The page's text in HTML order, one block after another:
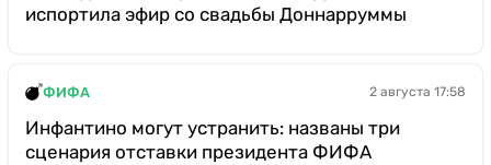
испортила эфир со свадьбы Доннарруммы
ФИФА 2 августа 17:58
Инфантино могут устранить: названы три
сценария отставки президента ФИФА